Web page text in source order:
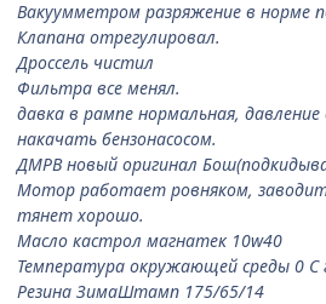
Вакуумметром разряжение в норме
Клапана отрегулировал.
Дроссель чистил
Фильтра все менял.
давка в рампе нормальная,
накачать бензонасосом.
ДМРВ новый оригинал
Мотор работает ровняком,
тянет хорошо.
Масло кастрол магнатек 10w40
Температура окружающей среды 0 С
Резина ЗимаШтамп 175/65/14